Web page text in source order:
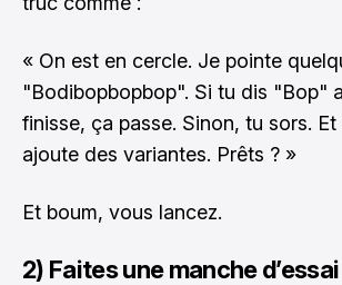
« On est en cercle. Je pointe
"Bodibopbopbop". Si tu dis "Bop"
finisse, ça passe. Sinon, tu sors. Et
ajoute des variantes. Prêts ? »
Et boum, vous lancez.
2) Faites une manche d’essai